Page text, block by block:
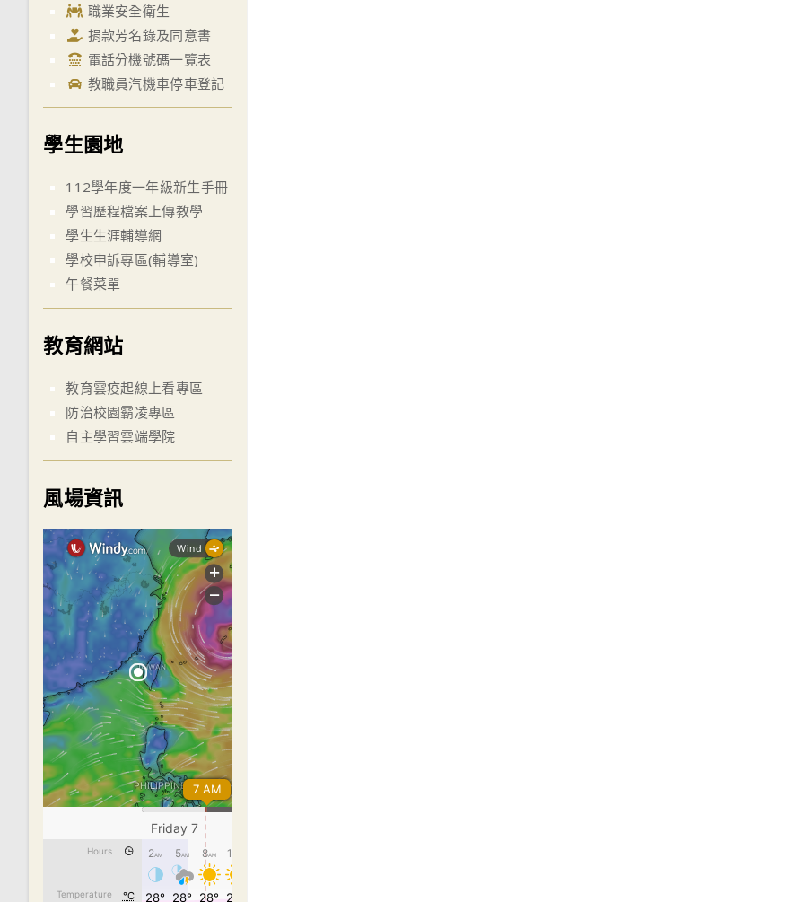
職業安全衛生
捐款芳名錄及同意書
電話分機號碼一覽表
教職員汽機車停車登記
學生園地
112學年度一年級新生手冊
學習歷程檔案上傳教學
學生生涯輔導網
學校申訴專區(輔導室)
午餐菜單
教育網站
教育雲疫起線上看專區
防治校園霸凌專區
自主學習雲端學院
風場資訊